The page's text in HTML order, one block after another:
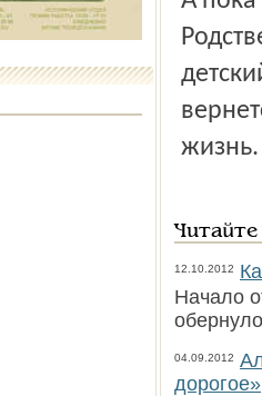
жизнь.
12.10.2012
Начало
04.09.2012
дорогое»